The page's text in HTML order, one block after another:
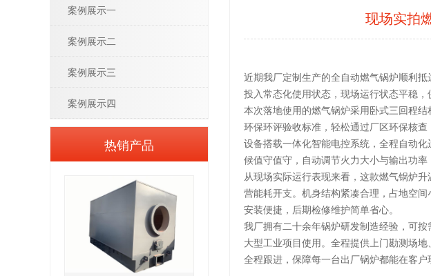
现场实拍
近期我厂定制生产的全自动燃气锅炉顺利抵
投入常态化使用状态，现场运行状态平稳，
本次落地使用的燃气锅炉采用卧式三回程
环保环评验收标准，轻松通过厂区环保核
设备搭载一体化智能电控系统，全程自动
候值守值守，自动调节火力大小与输出功
从现场实际运行表现来看，这款燃气锅炉
营能耗开支。机身结构紧凑合理，占地空
安装便捷，后期检修维护简单省心。
我厂拥有二十余年锅炉研发制造经验，可
大型工业项目使用。全程提供上门勘测场
全程跟进，保障每一台出厂锅炉都能在客
案例展示一
案例展示二
案例展示三
案例展示四
热销产品